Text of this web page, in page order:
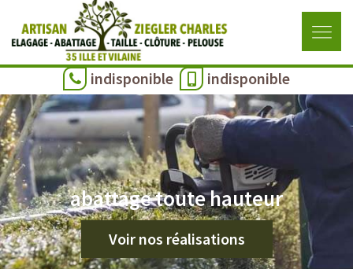
indisponible indisponible
abattage toute hauteur
Voir nos réalisations